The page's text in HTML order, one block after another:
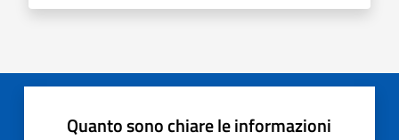
Quanto sono chiare le informazioni